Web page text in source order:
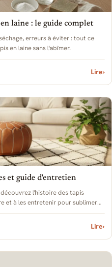
laine : le guide complet
erreurs à éviter : tout ce
en laine sans l'abîmer.
Lire›
et guide d'entretien
découvrez l'histoire des tapis
et à les entretenir pour sublimer
Lire›